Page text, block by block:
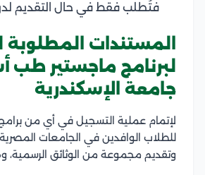
فتُطلب فقط في حال التقديم
المستندات المطلوبة
لبرنامج ماجستير طب
جامعة الإسكندرية
لإتمام عملية التسجيل في أي من برامج
للطلاب الوافدين في الجامعات
وتقديم مجموعة من الوثائق الرسمية،